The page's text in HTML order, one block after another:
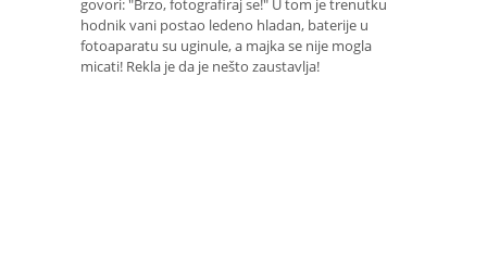
govori: "Brzo, fotografiraj se!" U tom je trenutku
hodnik vani postao ledeno hladan, baterije u
fotoaparatu su uginule, a majka se nije mogla
micati! Rekla je da je nešto zaustavlja!